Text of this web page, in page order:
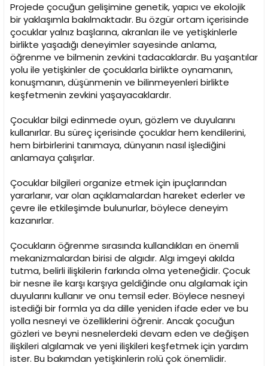
Projede çocuğun gelişimine genetik, yapıcı ve ekolojik
bir yaklaşımla bakılmaktadır. Bu özgür ortam içerisinde
çocuklar yalnız başlarına, akranları ile ve yetişkinlerle
birlikte yaşadığı deneyimler sayesinde anlama,
öğrenme ve bilmenin zevkini tadacaklardır. Bu yaşantılar
yolu ile yetişkinler de çocuklarla birlikte oynamanın,
konuşmanın, düşünmenin ve bilinmeyenleri birlikte
keşfetmenin zevkini yaşayacaklardır.
Çocuklar bilgi edinmede oyun, gözlem ve duyularını
kullanırlar. Bu süreç içerisinde çocuklar hem kendilerini,
hem birbirlerini tanımaya, dünyanın nasıl işlediğini
anlamaya çalışırlar.
Çocuklar bilgileri organize etmek için ipuçlarından
yararlanır, var olan açıklamalardan hareket ederler ve
çevre ile etkileşimde bulunurlar, böylece deneyim
kazanırlar.
Çocukların öğrenme sırasında kullandıkları en önemli
mekanizmalardan birisi de algıdır. Algı imgeyi akılda
tutma, belirli ilişkilerin farkında olma yeteneğidir. Çocuk
bir nesne ile karşı karşıya geldiğinde onu algılamak için
duyularını kullanır ve onu temsil eder. Böylece nesneyi
istediği bir formla ya da dille yeniden ifade eder ve bu
yolla nesneyi ve özelliklerini öğrenir. Ancak çocuğun
gözleri ve beyni nesnelerdeki devam eden ve değişen
ilişkileri algılamak ve yeni ilişkileri keşfetmek için yardım
ister. Bu bakımdan yetişkinlerin rolü çok önemlidir.